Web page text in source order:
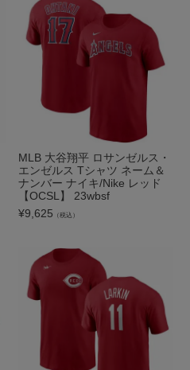
MLB 大谷翔平 ロサンゼルス・
エンゼルス Tシャツ ネーム＆
ナンバー ナイキ/Nike レッド
【OCSL】 23wbsf
¥9,625 （税込）